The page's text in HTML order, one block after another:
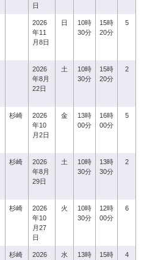
日
2026
年11
月8日
日
10時
30分
15時
20分
5
2026
年8月
22日
土
10時
30分
15時
20分
2
杉崎
2026
年10
月2日
金
13時
00分
16時
00分
5
杉崎
2026
年8月
29日
土
10時
30分
13時
30分
2
杉崎
2026
年10
月27
日
火
10時
30分
12時
00分
6
杉崎
2026
水
13時
15時
4